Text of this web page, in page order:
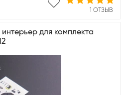
1 ОТЗЫВ
для комплекта